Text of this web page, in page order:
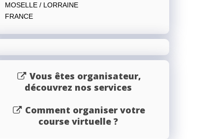
MOSELLE / LORRAINE
FRANCE
Vous êtes organisateur,
découvrez nos services
Comment organiser votre
course virtuelle ?